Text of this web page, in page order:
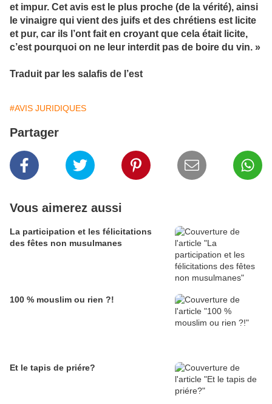
et impur. Cet avis est le plus proche (de la vérité), ainsi
le vinaigre qui vient des juifs et des chrétiens est licite
et pur, car ils l’ont fait en croyant que cela était licite,
c’est pourquoi on ne leur interdit pas de boire du vin. »
Traduit par les salafis de l’est
#AVIS JURIDIQUES
Partager
Vous aimerez aussi
La participation et les félicitations
des fêtes non musulmanes
100 % mouslim ou rien ?!
Et le tapis de priére?